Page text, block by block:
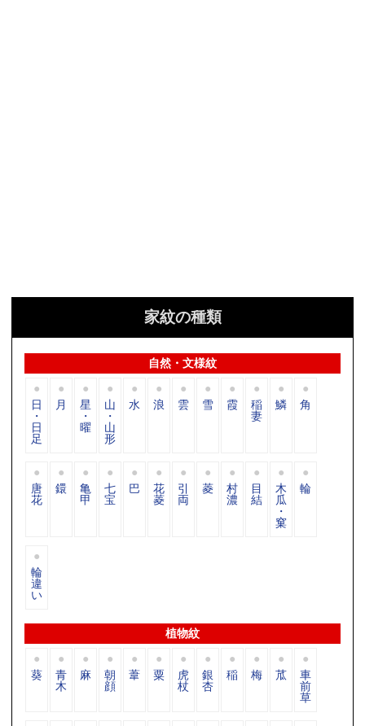
家紋の種類
自然・文様紋
日
・
日
足
月 星
・
曜
山
・
山
形
水 浪 雲 雪 霞 稲
妻
鱗 角
唐
花
鐶 亀
甲
七
宝
巴 花
菱
引
両
菱 村
濃
目
結
木
瓜
・
窠
輪
輪
違
い
植物紋
葵 青
木
麻 朝
顔
葦 粟 虎
杖
銀
杏
稲 梅 苽 車
前
草